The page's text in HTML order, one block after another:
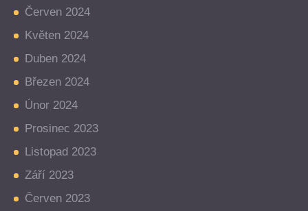
Červen 2024
Květen 2024
Duben 2024
Březen 2024
Únor 2024
Prosinec 2023
Listopad 2023
Září 2023
Červen 2023